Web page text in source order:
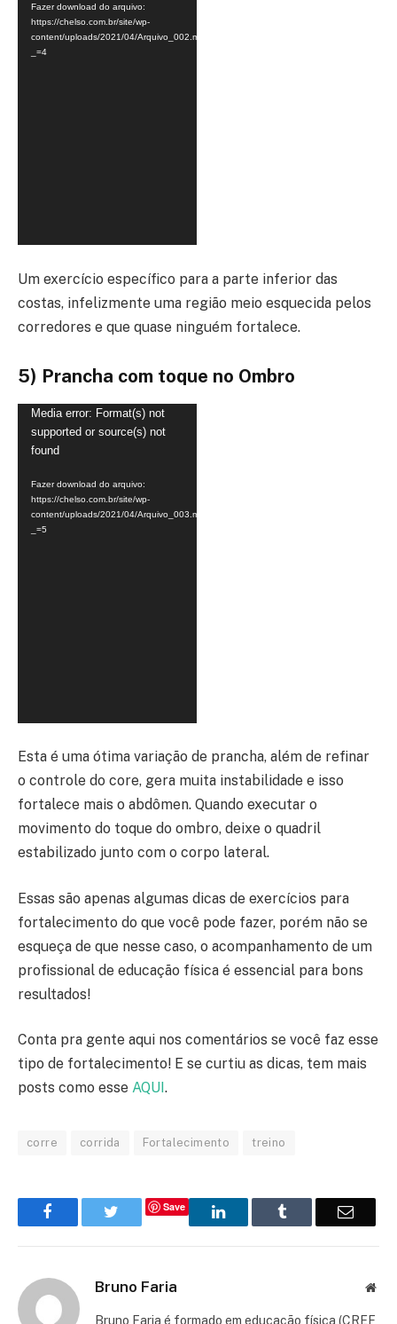
Fazer download do arquivo:
https://chelso.com.br/site/wp-
content/uploads/2021/04/Arquivo_002.mp4?
_=4
Um exercício específico para a parte inferior das
costas, infelizmente uma região meio esquecida pelos
corredores e que quase ninguém fortalece.
5) Prancha com toque no Ombro
Tocador
de
Media error: Format(s) not
supported or source(s) not
found
Fazer download do arquivo:
https://chelso.com.br/site/wp-
content/uploads/2021/04/Arquivo_003.mp4?
_=5
Esta é uma ótima variação de prancha, além de refinar
o controle do core, gera muita instabilidade e isso
fortalece mais o abdômen. Quando executar o
movimento do toque do ombro, deixe o quadril
estabilizado junto com o corpo lateral.
Essas são apenas algumas dicas de exercícios para
fortalecimento do que você pode fazer, porém não se
esqueça de que nesse caso, o acompanhamento de um
profissional de educação física é essencial para bons
resultados!
Conta pra gente aqui nos comentários se você faz esse
tipo de fortalecimento! E se curtiu as dicas, tem mais
posts como esse AQUI .
corre corrida Fortalecimento treino
Facebook TwitterSave LinkedIn Tumblr Email
Bruno Faria
Bruno Faria é formado em educação física (CREF